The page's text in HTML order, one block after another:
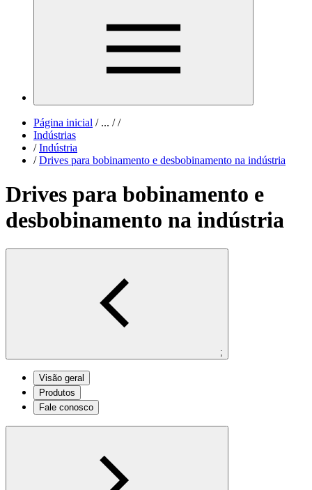
Página inicial /... / /
Indústrias
/ Indústria
/ Drives para bobinamento e desbobinamento na indústria
Drives para bobinamento e
desbobinamento na indústria
;
Visão geral
Produtos
Fale conosco